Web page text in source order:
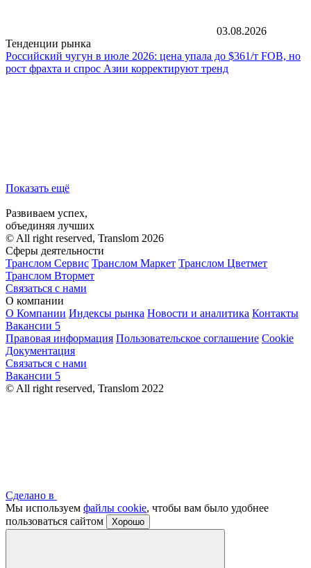
03.08.2026
Тенденции рынка
Российский чугун в июле 2026: цена упала до $361/т FOB, но
рост фрахта и спрос Азии корректируют тренд
Показать ещё
Развиваем успех,
объединяя лучших
© All right reserved, Translom 2026
Сферы деятельности
Транслом Сервис Транслом Маркет Транслом Цветмет
Транслом Втормет
Связаться с нами
О компании
О Компании Индексы рынка Новости и аналитика Контакты
Вакансии 5
Правовая информация Пользовательское соглашение Cookie
Документация
Связаться с нами
Вакансии 5
© All right reserved, Translom 2022
Сделано в
Мы используем файлы cookie, чтобы вам было удобнее
пользоваться сайтом
Хорошо